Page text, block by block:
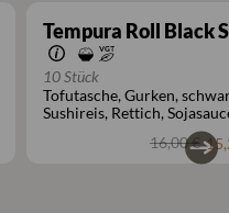
Tempura Roll Black
10 Stück
Tofutasche Gurken
Sushireis Rettich
16,00 €